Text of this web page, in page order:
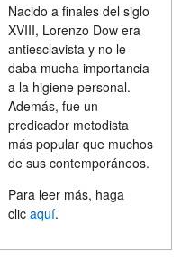
Nacido a finales del siglo
XVIII, Lorenzo Dow era
antiesclavista y no le
daba mucha importancia
a la higiene personal.
Además, fue un
predicador metodista
más popular que muchos
de sus contemporáneos.
Para leer más, haga
clic aquí.